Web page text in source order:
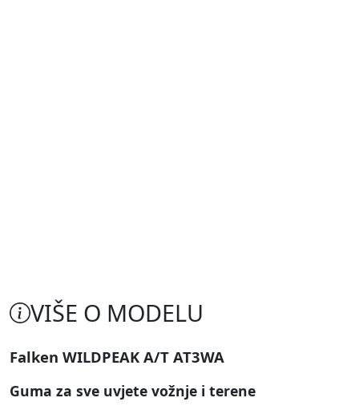
VIŠE O MODELU
Falken WILDPEAK A/T AT3WA
Guma za sve uvjete vožnje i terene